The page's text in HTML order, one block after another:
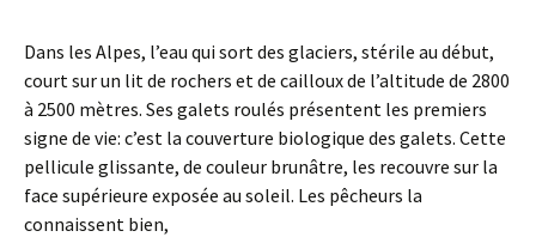
Dans les Alpes, l’eau qui sort des glaciers, stérile au début,
court sur un lit de rochers et de cailloux de l’altitude de 2800
à 2500 mètres. Ses galets roulés présentent les premiers
signe de vie: c’est la couverture biologique des galets. Cette
pellicule glissante, de couleur brunâtre, les recouvre sur la
face supérieure exposée au soleil. Les pêcheurs la
connaissent bien,